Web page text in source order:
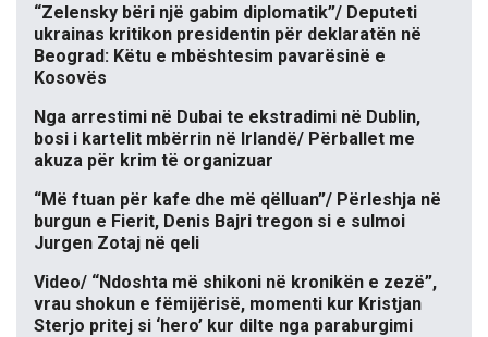
“Zelensky bëri një gabim diplomatik”/ Deputeti
ukrainas kritikon presidentin për deklaratën në
Beograd: Këtu e mbështesim pavarësinë e
Kosovës
Nga arrestimi në Dubai te ekstradimi në Dublin,
bosi i kartelit mbërrin në Irlandë/ Përballet me
akuza për krim të organizuar
“Më ftuan për kafe dhe më qëlluan”/ Përleshja në
burgun e Fierit, Denis Bajri tregon si e sulmoi
Jurgen Zotaj në qeli
Video/ “Ndoshta më shikoni në kronikën e zezë”,
vrau shokun e fëmijërisë, momenti kur Kristjan
Sterjo pritej si ‘hero’ kur dilte nga paraburgimi